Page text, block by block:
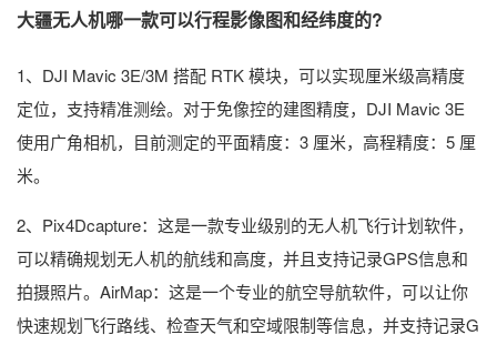
大疆无人机哪一款可以行程影像图和经纬度的?
1、DJI Mavic 3E/3M 搭配 RTK 模块，可以实现厘米级高精度
定位，支持精准测绘。对于免像控的建图精度，DJI Mavic 3E
使用广角相机，目前测定的平面精度：3 厘米，高程精度：5 厘
米。
2、Pix4Dcapture：这是一款专业级别的无人机飞行计划软件，
可以精确规划无人机的航线和高度，并且支持记录GPS信息和
拍摄照片。AirMap：这是一个专业的航空导航软件，可以让你
快速规划飞行路线、检查天气和空域限制等信息，并支持记录G